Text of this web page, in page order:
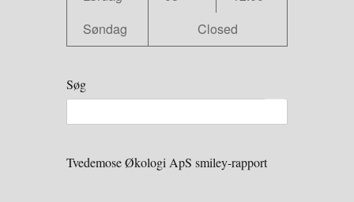
Søndag
Closed
Søg
Tvedemose Økologi ApS smiley-rapport